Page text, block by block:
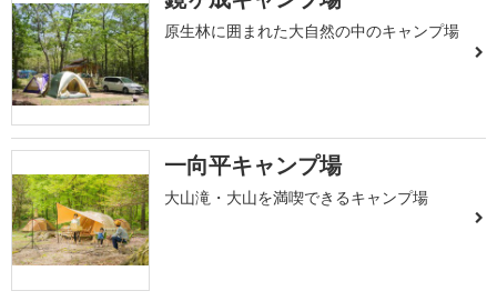
原生林に囲まれた大自然の中のキャンプ場
一向平キャンプ場
大山滝・大山を満喫できるキャンプ場